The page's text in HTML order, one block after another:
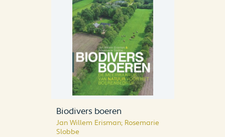
Biodivers boeren
Jan Willem Erisman; Rosemarie
Slobbe